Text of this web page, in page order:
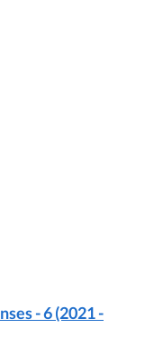
- 6 (2021 -